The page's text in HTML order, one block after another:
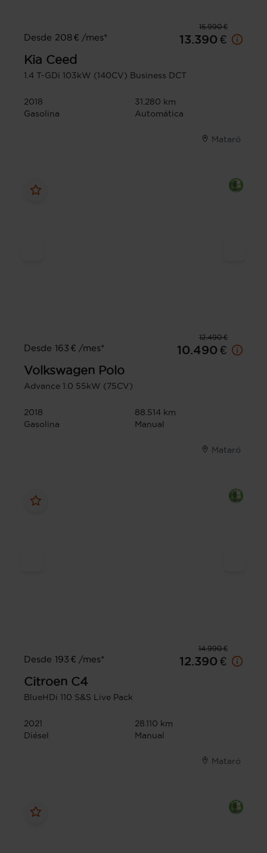
15.990 €
Desde 208 € /mes*
13.390 €
Kia Ceed
1.4 T-GDi 103kW (140CV) Business DCT
2018
31.280 km
Gasolina
Automática
Mataró
12.490 €
Desde 163 € /mes*
10.490 €
Volkswagen Polo
Advance 1.0 55kW (75CV)
2018
88.514 km
Gasolina
Manual
Mataró
14.990 €
Desde 193 € /mes*
12.390 €
Citroen C4
BlueHDi 110 S&S Live Pack
2021
28.110 km
Diésel
Manual
Mataró